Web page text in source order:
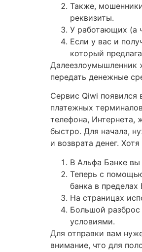
Также,
реквизиты.
У работающих (а
Если у вас и
который
Далеезлоумышленник
передать денежные
Сервис Qiwi появился
платежных
телефона, Интернета,
быстро. Для начала,
и возврата денег.
В Альфа Банке вы
Теперь с
банка в пределах
На страницах
Большой
условиями.
Для отправки вам
внимание, что для